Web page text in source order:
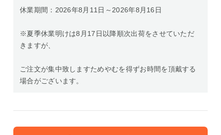
休業期間：2026年8月11日～2026年8月16日
※夏季休業明けは8月17日以降順次出荷をさせていただ
きますが、
ご注文が集中致しますためやむを得ずお時間を頂戴する
場合がございます。